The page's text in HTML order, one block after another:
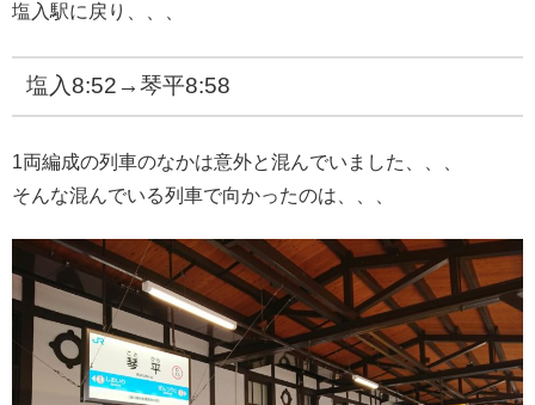
塩入駅に戻り、、、
塩入8:52→琴平8:58
1両編成の列車のなかは意外と混んでいました、、、
そんな混んでいる列車で向かったのは、、、